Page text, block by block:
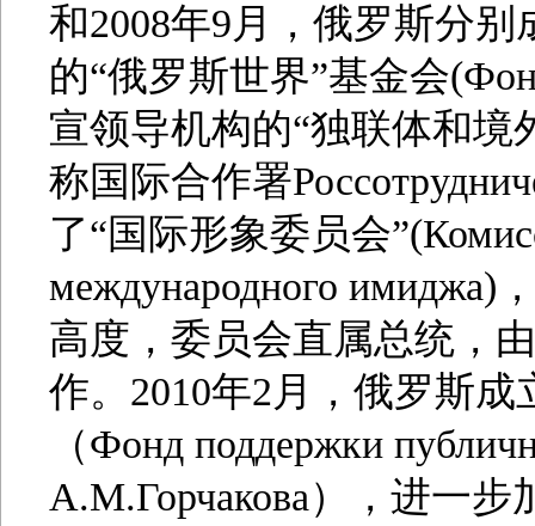
和2008年9月，俄罗斯分
的“俄罗斯世界”基金会
宣领导机构的“独联体和境
称国际合作署
了“国际形象委员会
международного имиджа)
高度，委员会直属总统，
作。2010年2月，俄罗斯
（Фонд поддержки
А.М.Горчакова），进一